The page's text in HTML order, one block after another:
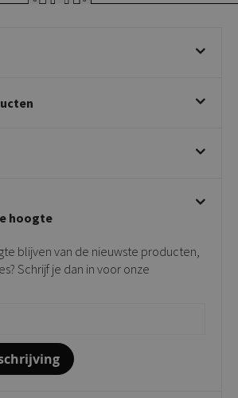
hoogte
blijven van de nieuwste producten,
Schrijf je dan in voor onze